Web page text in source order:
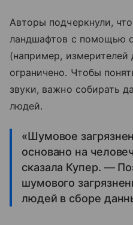
Авторы подчеркнули,
ландшафтов с помощью
(например, измерителей
ограничено. Чтобы
звуки, важно собирать
людей.
«Шумовое
основано на
сказала Купер. —
шумового
людей в сборе